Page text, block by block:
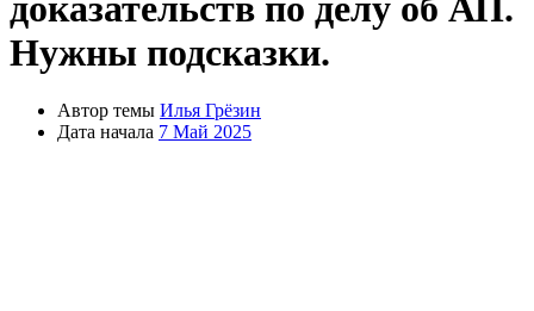
Нужны подсказки.
Автор темы Илья Грёзин
Дата начала 7 Май 2025